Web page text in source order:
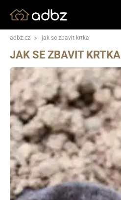
adbz.cz jak se zbavit krtka
JAK SE ZBAVIT KRTKA